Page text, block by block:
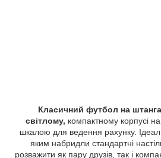
Класичний футбол на
світлому, компактному корпусі
шкалою для ведення рахунку.
яким набридли стандартні
розважити як пару друзів, так і